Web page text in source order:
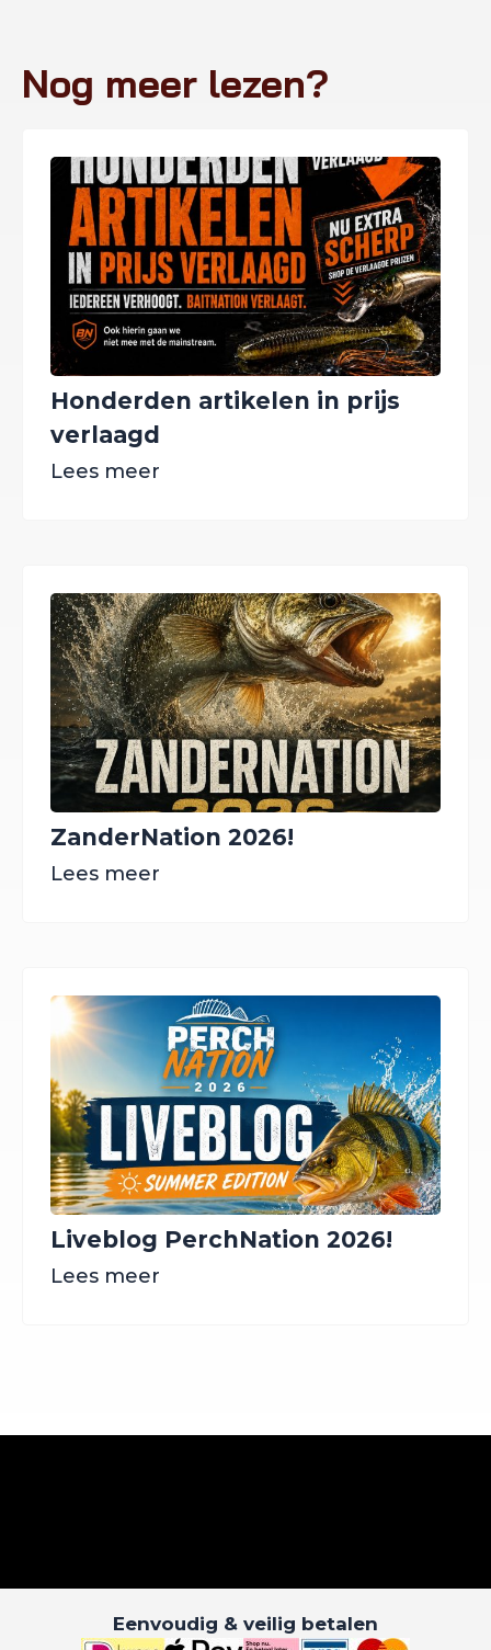
Nog meer lezen?
Honderden artikelen in prijs
verlaagd
Lees meer
ZanderNation 2026!
Lees meer
Liveblog PerchNation 2026!
Lees meer
Eenvoudig & veilig betalen